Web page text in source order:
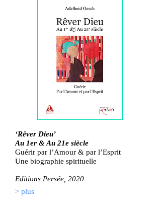
‘Rêver Dieu’
Au 1er & Au 21e siècle
Guérir par l’Amour & par l’Esprit
Une biographie spirituelle
Editions Persée, 2020
> plus